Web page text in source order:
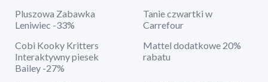
Pluszowa Zabawka
Leniwiec -33%
Tanie czwartki w
Carrefour
Cobi Kooky Kritters
Interaktywny piesek
Bailey -27%
Mattel dodatkowe 20%
rabatu